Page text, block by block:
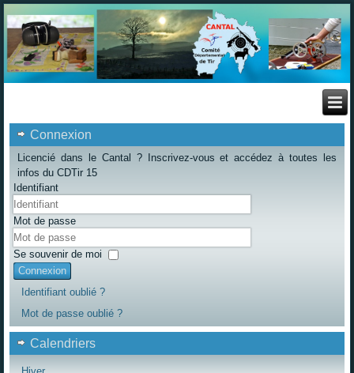
Connexion
Licencié dans le Cantal ? Inscrivez-vous et accédez à toutes les
infos du CDTir 15
Identifiant
Mot de passe
Se souvenir de moi
Connexion
Identifiant oublié ?
Mot de passe oublié ?
Calendriers